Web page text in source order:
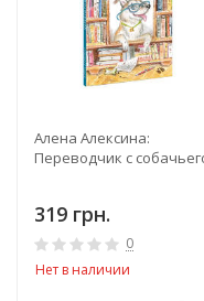
Алена Алексина:
Переводчик с
319 грн.
0
Нет в наличии